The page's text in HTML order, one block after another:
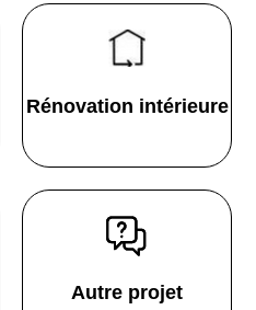
Rénovation intérieure
Autre projet